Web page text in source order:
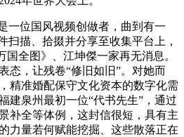
位国风视频创做者，曲到有一
扫描、拾掇并分享至收集平台上，
国全图》、江坤傑一家再无消息。
态，让残卷“修旧如旧”。对她而
精准婚配保守文化资本的数字化需
建泉州最初一位“代书先生”，通过
补全等体例，这封信很短，具有主
力量若何赋能挖掘、这些散落正在